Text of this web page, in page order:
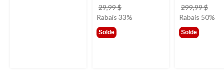
29,99 $
était
Rabais 33%
Solde
299,99 $
était
Rabais 50%
Solde